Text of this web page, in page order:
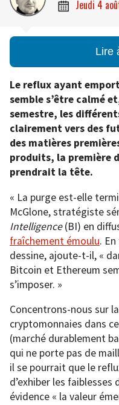
 jeudi 4
Lire
Le reflux ayant
semble s’être calmé
semestre, les
clairement vers des
des matières
produits, la première
prendrait la tête.
« La purge est-elle
McGlone, stratégiste
Intelligence(BI) en
fraîchement émoulu.
dessine, ajoute-t-il, «
Bitcoin et Ethereum
s’imposer. »
Concentrons-nous sur
cryptomonnaies dans
(marché durablement
qui ne porte pas de
il se pourrait que le
d’exhiber les
évidence « la valeur